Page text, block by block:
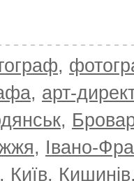
,
, арт-
,
, Івано-
, Київ, Кишинів